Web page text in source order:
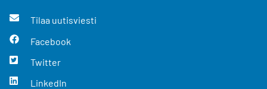
Tilaa uutisviesti
Facebook
Twitter
LinkedIn